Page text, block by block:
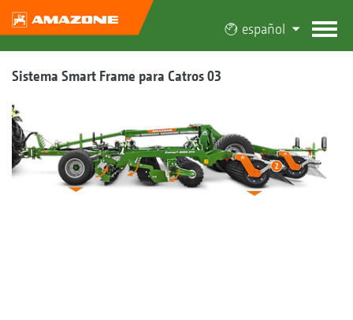
español
Sistema Smart Frame para Catros 03